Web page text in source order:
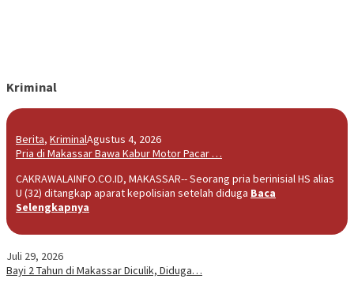
Kriminal
Berita, KriminalAgustus 4, 2026
Pria di Makassar Bawa Kabur Motor Pacar …
CAKRAWALAINFO.CO.ID, MAKASSAR-- Seorang pria berinisial HS alias
U (32) ditangkap aparat kepolisian setelah diduga Baca
Selengkapnya
Juli 29, 2026
Bayi 2 Tahun di Makassar Diculik, Diduga…